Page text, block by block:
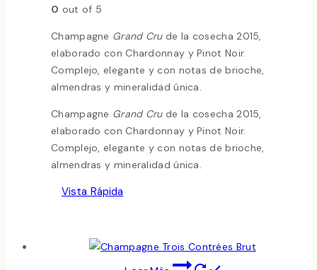
0 out of 5
Champagne Grand Crude la cosecha 2015,
elaborado con Chardonnay y Pinot Noir.
Complejo, elegante y con notas de brioche,
almendras y mineralidad única.
Champagne Grand Crude la cosecha 2015,
elaborado con Chardonnay y Pinot Noir.
Complejo, elegante y con notas de brioche,
almendras y mineralidad única.
Vista Rápida